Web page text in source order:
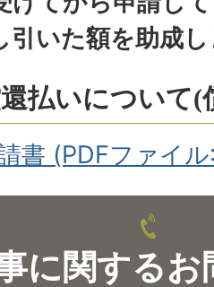
引いた額を助成
払いについて(
書 (PDFファイ
に関するお